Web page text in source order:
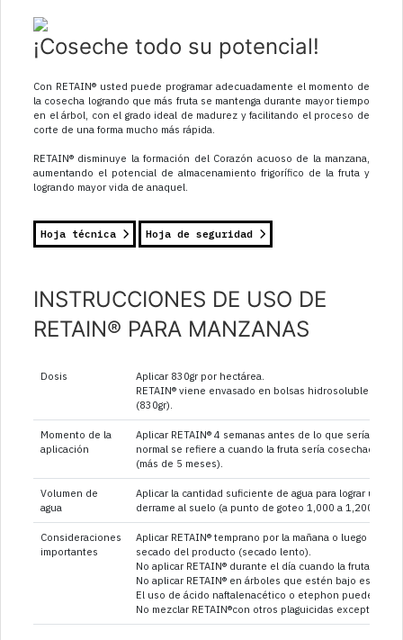
¡Coseche todo su potencial!
Con RETAIN® usted puede programar adecuadamente el momento de
la cosecha logrando que más fruta se mantenga durante mayor tiempo
en el árbol, con el grado ideal de madurez y facilitando el proceso de
corte de una forma mucho más rápida.
RETAIN® disminuye la formación del Corazón acuoso de la manzana,
aumentando el potencial de almacenamiento frigorífico de la fruta y
logrando mayor vida de anaquel.
Hoja técnica Hoja de seguridad
INSTRUCCIONES DE USO DE
RETAIN® PARA MANZANAS
Dosis
Aplicar 830gr por hectárea.
RETAIN® viene envasado en bolsas hidrosolubles y
(830gr).
Momento de la
aplicación
Aplicar RETAIN® 4 semanas antes de lo que sería la
normal se refiere a cuando la fruta sería cosechada
(más de 5 meses).
Volumen de
agua
Aplicar la cantidad suficiente de agua para lograr un
derrame al suelo (a punto de goteo 1,000 a 1,200lts
Consideraciones
importantes
Aplicar RETAIN® temprano por la mañana o luego de la
secado del producto (secado lento).
No aplicar RETAIN® durante el día cuando la fruta está
No aplicar RETAIN® en árboles que estén bajo estrés
El uso de ácido naftalenacético o etephon puede
No mezclar RETAIN®con otros plaguicidas excepto el